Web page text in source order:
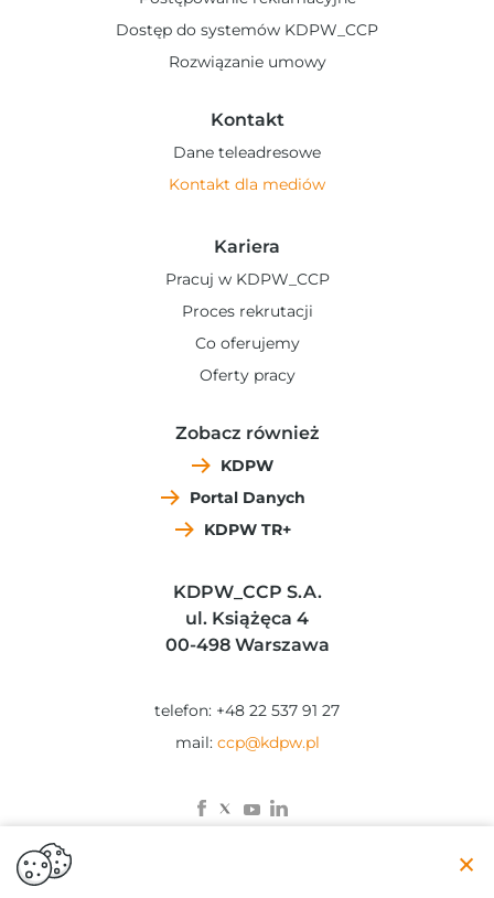
Dostęp do systemów KDPW_CCP
Rozwiązanie umowy
Kontakt
Dane teleadresowe
Kontakt dla mediów
Kariera
Pracuj w KDPW_CCP
Proces rekrutacji
Co oferujemy
Oferty pracy
Zobacz również
KDPW
Portal Danych
KDPW TR+
KDPW_CCP S.A.
ul. Książęca 4
00-498 Warszawa
telefon: +48 22 537 91 27
mail: ccp@kdpw.pl
×